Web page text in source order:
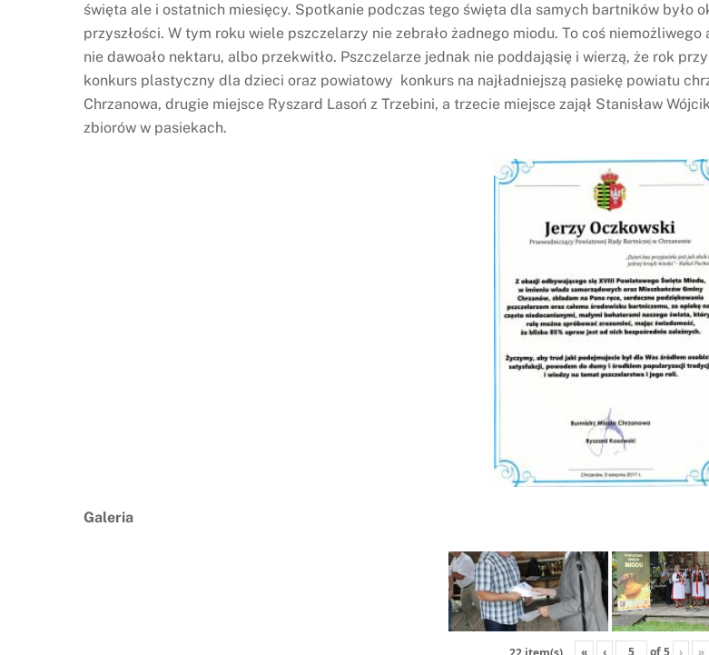
święta ale i ostatnich miesięcy. Spotkanie podczas tego święta dla samych bartników było
przyszłości. W tym roku wiele pszczelarzy nie zebrało żadnego miodu. To coś
nie dawoało nektaru, albo przekwitło. Pszczelarze jednak nie poddająsię i wierzą, że rok
konkurs plastyczny dla dzieci oraz powiatowy konkurs na najładniejszą pasiekę powiatu
Chrzanowa, drugie miejsce Ryszard Lasoń z Trzebini, a trzecie miejsce zajął Stanisław
zbiorów w pasiekach.
Galeria